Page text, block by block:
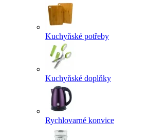
Kuchyňské potřeby
Kuchyňské doplňky
Rychlovarné konvice